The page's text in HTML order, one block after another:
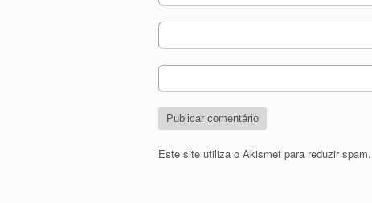
Este site utiliza o Akismet para reduzir spam.